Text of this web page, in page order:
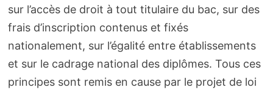
sur l’accès de droit à tout titulaire du bac, sur des
frais d’inscription contenus et fixés
nationalement, sur l’égalité entre établissements
et sur le cadrage national des diplômes. Tous ces
principes sont remis en cause par le projet de loi